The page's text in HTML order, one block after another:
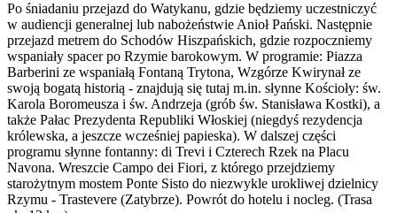
Po śniadaniu przejazd do Watykanu, gdzie będziemy uczestniczyć
w audiencji generalnej lub nabożeństwie Anioł Pański. Następnie
przejazd metrem do Schodów Hiszpańskich, gdzie rozpoczniemy
wspaniały spacer po Rzymie barokowym. W programie: Piazza
Barberini ze wspaniałą Fontaną Trytona, Wzgórze Kwirynał ze
swoją bogatą historią - znajdują się tutaj m.in. słynne Kościoły: św.
Karola Boromeusza i św. Andrzeja (grób św. Stanisława Kostki), a
także Pałac Prezydenta Republiki Włoskiej (niegdyś rezydencja
królewska, a jeszcze wcześniej papieska). W dalszej części
programu słynne fontanny: di Trevi i Czterech Rzek na Placu
Navona. Wreszcie Campo dei Fiori, z którego przejdziemy
starożytnym mostem Ponte Sisto do niezwykle urokliwej dzielnicy
Rzymu - Trastevere (Zatybrze). Powrót do hotelu i nocleg. (Trasa